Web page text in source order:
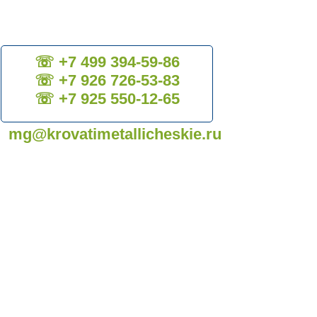
☏ +7 499 394-59-86
☏ +7 926 726-53-83
☏ +7 925 550-12-65
mg@krovatimetallicheskie.ru